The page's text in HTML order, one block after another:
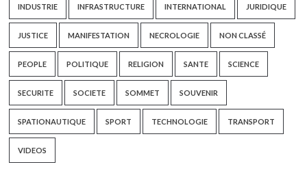
INDUSTRIE INFRASTRUCTURE INTERNATIONAL JURIDIQUE
JUSTICE MANIFESTATION NECROLOGIE NON CLASSÉ
PEOPLE POLITIQUE RELIGION SANTE SCIENCE
SECURITE SOCIETE SOMMET SOUVENIR
SPATIONAUTIQUE SPORT TECHNOLOGIE TRANSPORT
VIDEOS